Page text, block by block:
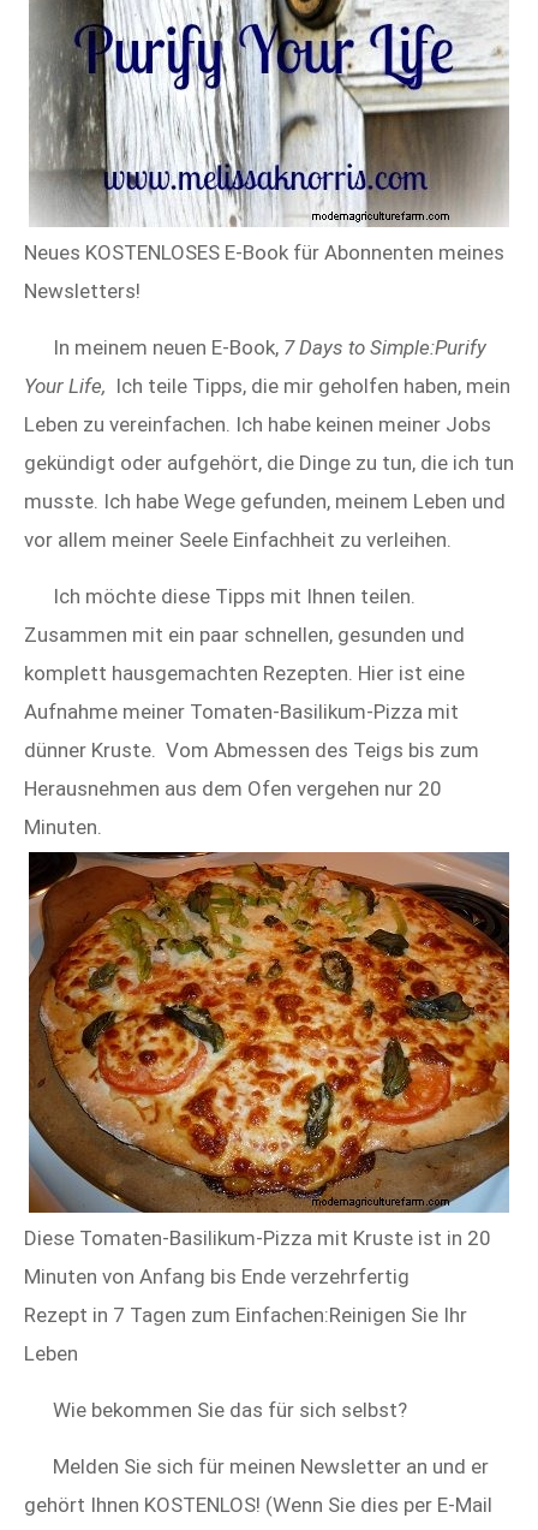
Neues KOSTENLOSES E-Book für Abonnenten meines
Newsletters!
In meinem neuen E-Book, 7 Days to Simple:Purify
Your Life, Ich teile Tipps, die mir geholfen haben, mein
Leben zu vereinfachen. Ich habe keinen meiner Jobs
gekündigt oder aufgehört, die Dinge zu tun, die ich tun
musste. Ich habe Wege gefunden, meinem Leben und
vor allem meiner Seele Einfachheit zu verleihen.
Ich möchte diese Tipps mit Ihnen teilen.
Zusammen mit ein paar schnellen, gesunden und
komplett hausgemachten Rezepten. Hier ist eine
Aufnahme meiner Tomaten-Basilikum-Pizza mit
dünner Kruste. Vom Abmessen des Teigs bis zum
Herausnehmen aus dem Ofen vergehen nur 20
Minuten.
Diese Tomaten-Basilikum-Pizza mit Kruste ist in 20
Minuten von Anfang bis Ende verzehrfertig
Rezept in 7 Tagen zum Einfachen:Reinigen Sie Ihr
Leben
Wie bekommen Sie das für sich selbst?
Melden Sie sich für meinen Newsletter an und er
gehört Ihnen KOSTENLOS! (Wenn Sie dies per E-Mail